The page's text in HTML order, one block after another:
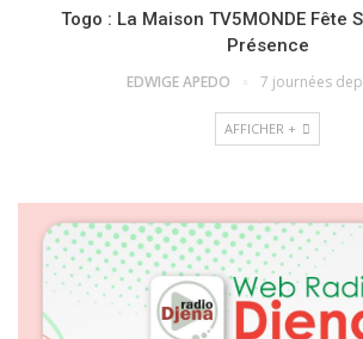
Togo : La Maison TV5MONDE Fête
Présence
EDWIGE APEDO 7 journées
AFFICHER +